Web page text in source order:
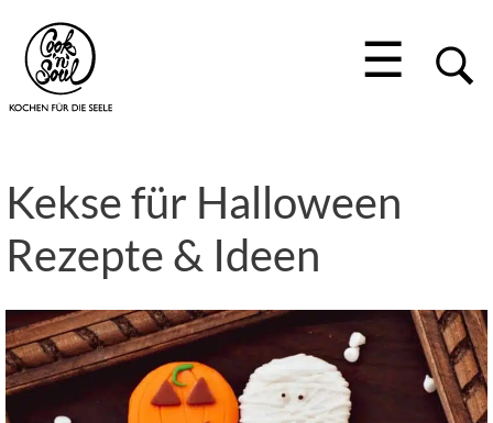
☰
Kekse für Halloween
Rezepte & Ideen